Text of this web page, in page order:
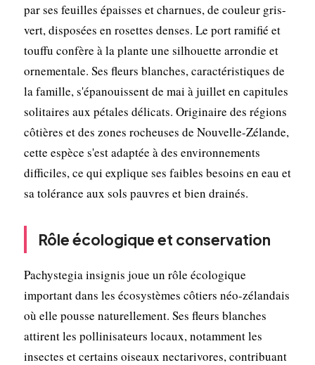
par ses feuilles épaisses et charnues, de couleur gris-
vert, disposées en rosettes denses. Le port ramifié et
touffu confère à la plante une silhouette arrondie et
ornementale. Ses fleurs blanches, caractéristiques de
la famille, s'épanouissent de mai à juillet en capitules
solitaires aux pétales délicats. Originaire des régions
côtières et des zones rocheuses de Nouvelle-Zélande,
cette espèce s'est adaptée à des environnements
difficiles, ce qui explique ses faibles besoins en eau et
sa tolérance aux sols pauvres et bien drainés.
Rôle écologique et conservation
Pachystegia insignis joue un rôle écologique
important dans les écosystèmes côtiers néo-zélandais
où elle pousse naturellement. Ses fleurs blanches
attirent les pollinisateurs locaux, notamment les
insectes et certains oiseaux nectarivores, contribuant